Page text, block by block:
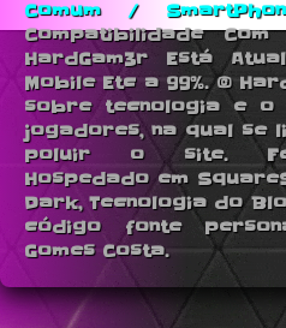
Comum /
Compatibilidade
HardGam3r Está
Mobile Etc a 99%. ©
sobre tecnologia e o
jogadores, na qual se
poluir o site.
Hospedado em
Dark, Tecnologia do
código fonte
Gomes Costa.